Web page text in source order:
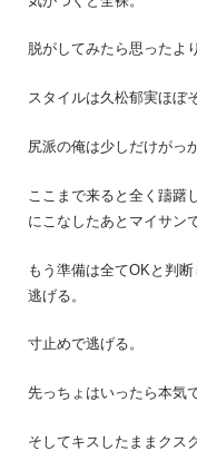
脱がしてみたら思ったよ
スタイルは久松郁実ほぼ
尻派の俺は少しだけがっ
ここまで来ると全く躊躇
にこなしたあとマイサン
もう準備は全てOKと判
逃げる。
寸止めで逃げる。
先っちょはいったら本気
そしてキスしたままクス